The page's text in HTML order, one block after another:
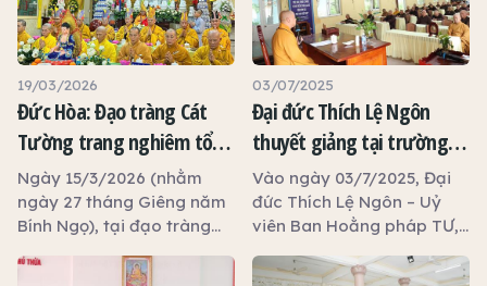
19/03/2026
Đức Hòa: Đạo tràng Cát
Tường trang nghiêm tổ
chức đàn Dược Sư thất
châu, khai giảng khóa tu
An Lạc và trao 100 phần
quà từ thiện
Ngày 15/3/2026 (nhằm
ngày 27 tháng Giêng năm
Bính Ngọ), tại đạo tràng
dưới sự hướng dẫn của Sư
03/07/2025
Đại đức Thích Lệ Ngôn
thuyết giảng tại trường
hạ tổ đình Tôn Thạnh
Vào ngày 03/7/2025, Đại
đức Thích Lệ Ngôn – Uỷ
viên Ban Hoằng pháp TƯ,
GHPGVN tỉnh Tây Ninh,